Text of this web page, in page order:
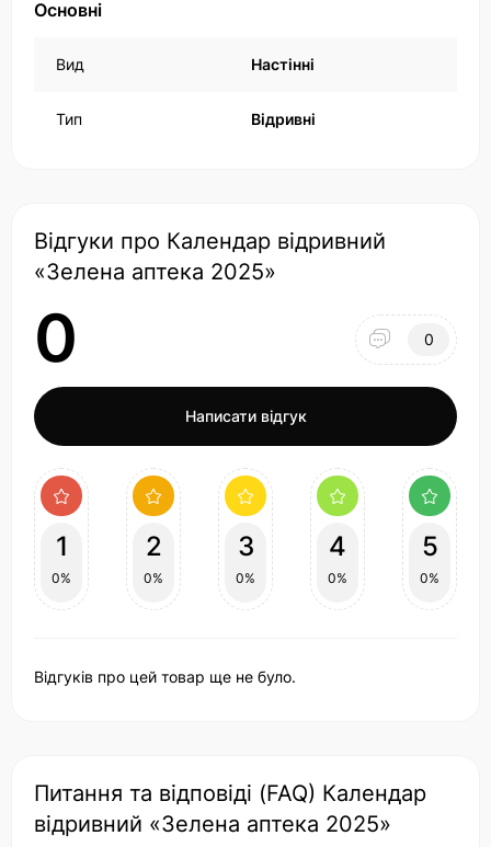
Основні
Вид Настінні
Тип Відривні
Відгуки про Календар відривний
«Зелена аптека 2025»
0 0
Написати відгук
1
0%
2
0%
3
0%
4
0%
5
0%
Відгуків про цей товар ще не було.
Питання та відповіді (FAQ) Календар
відривний «Зелена аптека 2025»